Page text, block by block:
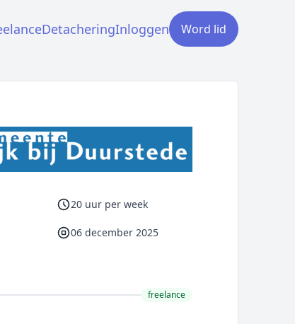
DetacheringInloggen Word lid
20 uur per week
06 december 2025
freelance